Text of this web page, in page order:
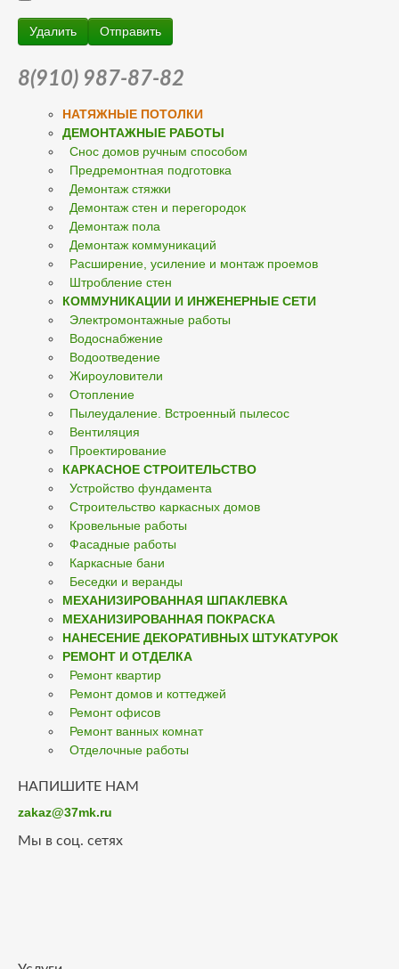
8(910) 987-87-82
НАТЯЖНЫЕ ПОТОЛКИ
ДЕМОНТАЖНЫЕ РАБОТЫ
Снос домов ручным способом
Предремонтная подготовка
Демонтаж стяжки
Демонтаж стен и перегородок
Демонтаж пола
Демонтаж коммуникаций
Расширение, усиление и монтаж проемов
Штробление стен
КОММУНИКАЦИИ И ИНЖЕНЕРНЫЕ СЕТИ
Электромонтажные работы
Водоснабжение
Водоотведение
Жироуловители
Отопление
Пылеудаление. Встроенный пылесос
Вентиляция
Проектирование
КАРКАСНОЕ СТРОИТЕЛЬСТВО
Устройство фундамента
Строительство каркасных домов
Кровельные работы
Фасадные работы
Каркасные бани
Беседки и веранды
МЕХАНИЗИРОВАННАЯ ШПАКЛЕВКА
МЕХАНИЗИРОВАННАЯ ПОКРАСКА
НАНЕСЕНИЕ ДЕКОРАТИВНЫХ ШТУКАТУРОК
РЕМОНТ И ОТДЕЛКА
Ремонт квартир
Ремонт домов и коттеджей
Ремонт офисов
Ремонт ванных комнат
Отделочные работы
НАПИШИТЕ НАМ
zakaz@37mk.ru
Мы в соц. сетях